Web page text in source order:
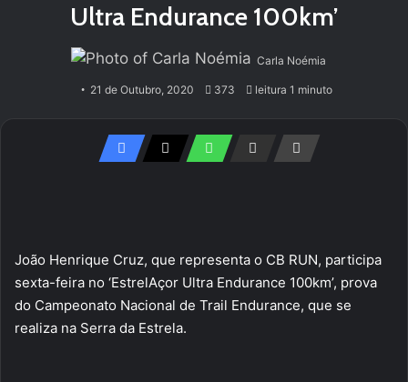
Ultra Endurance 100km’
Carla Noémia
21 de Outubro, 2020 373 leitura 1 minuto
João Henrique Cruz, que representa o CB RUN, participa
sexta-feira no ‘EstrelAçor Ultra Endurance 100km’, prova
do Campeonato Nacional de Trail Endurance, que se
realiza na Serra da Estrela.